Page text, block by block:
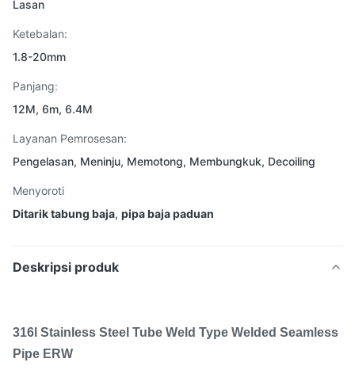
Lasan
Ketebalan:
1.8-20mm
Panjang:
12M, 6m, 6.4M
Layanan Pemrosesan:
Pengelasan, Meninju, Memotong, Membungkuk, Decoiling
Menyoroti
Ditarik tabung baja, pipa baja paduan
Deskripsi produk
316l Stainless Steel Tube Weld Type Welded Seamless
Pipe ERW